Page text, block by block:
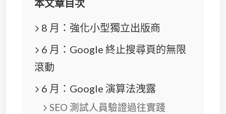
本文章目次
8 月：強化小型獨立出版商
6 月：Google 終止搜尋頁的無限
滾動
6 月：Google 演算法洩露
SEO 測試人員驗證過往實踐